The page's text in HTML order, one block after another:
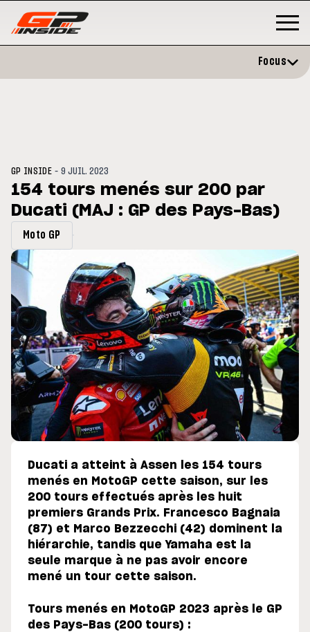
du GP de Grande-
MOTO GP
Focus
GP INSIDE -9 JUIL. 2023
154 tours menés sur 200 par
Ducati (MAJ : GP des Pays-Bas)
Moto GP
Ducati a atteint à Assen les 154 tours
menés en MotoGP cette saison, sur les
200 tours effectués après les huit
premiers Grands Prix. Francesco Bagnaia
(87) et Marco Bezzecchi (42) dominent la
hiérarchie, tandis que Yamaha est la
seule marque à ne pas avoir encore
mené un tour cette saison.
Tours menés en MotoGP 2023 après le GP
des Pays-Bas (200 tours) :